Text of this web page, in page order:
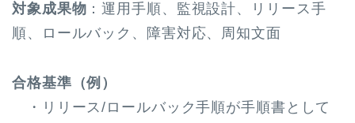
対象成果物 ：運用手順、監視設計、リリース手
順、ロールバック、障害対応、周知文面
合格基準（例）
・リリース/ロールバック手順が手順書として